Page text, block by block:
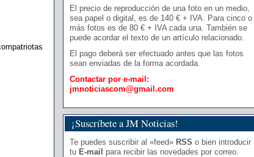
El precio de reproducción de una foto en un medio,
sea papel o digital, es de 140 € + IVA. Para cinco o
más fotos es de 80 € + IVA cada una. También se
puede acordar el texto de un artículo relacionado.
El pago deberá ser efectuado antes que las fotos
sean enviadas de la forma acordada.
Contactar por e-mail:
jmnoticiascom@gmail.com
¡Suscríbete a JM Noticias!
Te puedes suscribir al «feed» RSS o bien introducir
tu E-mail para recibir las novedades por correo.